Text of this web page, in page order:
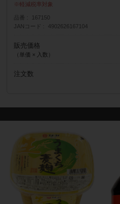
軽減税率対象
品番
167150
JANコード
4902626167104
販売価格
（単価 × 入数）
注文数